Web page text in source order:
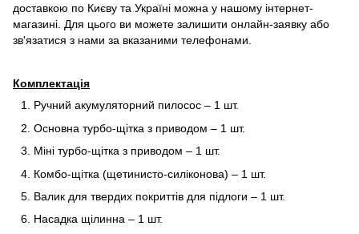
доставкою по Києву та Україні можна у нашому інтернет-
магазині. Для цього ви можете залишити онлайн-заявку або
зв'язатися з нами за вказаними телефонами.
Комплектація
Ручний акумуляторний пилосос – 1 шт.
Основна турбо-щітка з приводом – 1 шт.
Міні турбо-щітка з приводом – 1 шт.
Комбо-щітка (щетинисто-силіконова) – 1 шт.
Валик для твердих покриттів для підлоги – 1 шт.
Насадка щілинна – 1 шт.